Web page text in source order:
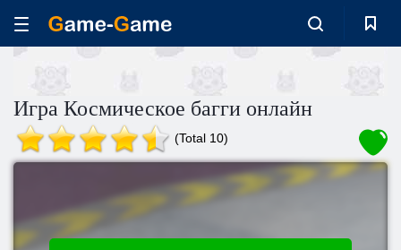
Игра Космическое багги онлайн
(Total 10)